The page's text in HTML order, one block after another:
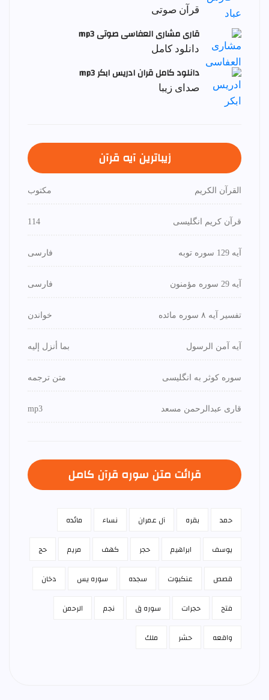
قرآن صوتی
قاری مشاری العفاسی صوتی mp3
دانلود کامل
دانلود کامل قران ادریس ابکر mp3
صدای زیبا
زیباترین آیه قرآن
القرآن الكريم مكتوب
قرآن کریم انگلیسی 114
آیه 129 سوره توبه فارسی
آیه 29 سوره مؤمنون فارسی
تفسیر آیه ۸ سوره مائده خواندن
آیه آمن الرسول بما أنزل إليه
سوره کوثر به انگلیسی متن ترجمه
قاری عبدالرحمن مسعد mp3
قرائت متن سوره قرآن كامل
حمد بقره آل عمران نساء مائده
يوسف ابراهيم حجر كهف مريم حج
قصص عنكبوت سجده سوره يس دخان
فتح حجرات سوره ق نجم الرحمن
واقعه حشر ملك